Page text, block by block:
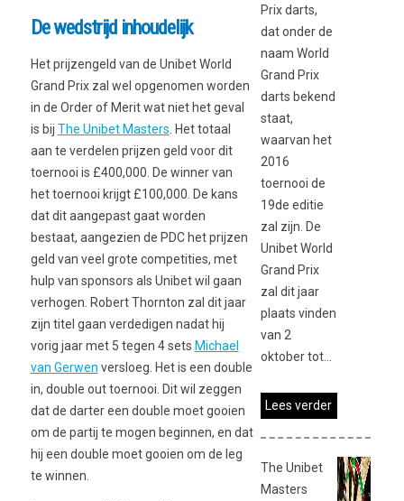
De wedstrijd inhoudelijk
Het prijzengeld van de Unibet World
Grand Prix zal wel opgenomen worden
in de Order of Merit wat niet het geval
is bij The Unibet Masters . Het totaal
aan te verdelen prijzen geld voor dit
toernooi is £400,000. De winner van
het toernooi krijgt £100,000. De kans
dat dit aangepast gaat worden
bestaat, aangezien de PDC het prijzen
geld van veel grote competities, met
hulp van sponsors als Unibet wil gaan
verhogen. Robert Thornton zal dit jaar
zijn titel gaan verdedigen nadat hij
vorig jaar met 5 tegen 4 sets Michael
van Gerwen versloeg. Het is een double
in, double out toernooi. Dit wil zeggen
dat de darter een double moet gooien
om de partij te mogen beginnen, en dat
hij een double moet gooien om de leg
te winnen.
Prix darts,
dat onder de
naam World
Grand Prix
darts bekend
staat,
waarvan het
2016
toernooi de
19de editie
zal zijn. De
Unibet World
Grand Prix
zal dit jaar
plaats vinden
van 2
oktober tot...
Lees verder
The Unibet
Masters